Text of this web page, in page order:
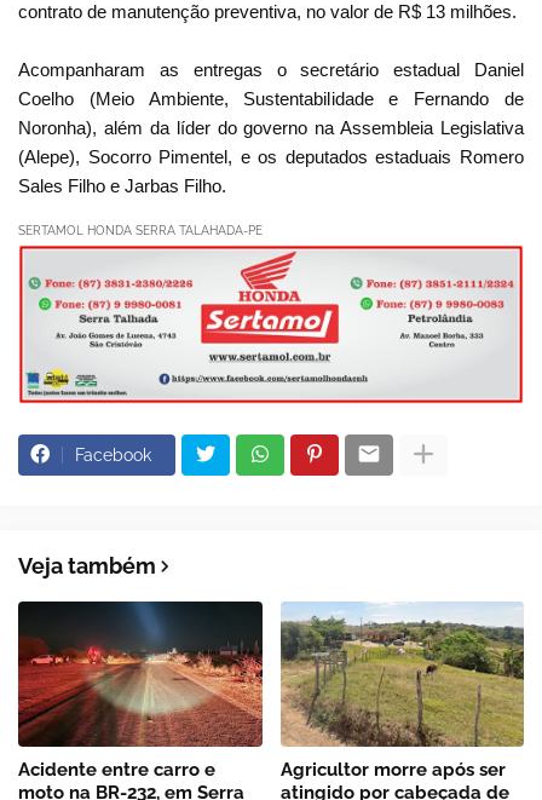
contrato de manutenção preventiva, no valor de R$ 13 milhões.
Acompanharam as entregas o secretário estadual Daniel
Coelho (Meio Ambiente, Sustentabilidade e Fernando de
Noronha), além da líder do governo na Assembleia Legislativa
(Alepe), Socorro Pimentel, e os deputados estaduais Romero
Sales Filho e Jarbas Filho.
SERTAMOL HONDA SERRA TALAHADA-PE
Facebook
Veja também
Acidente entre carro e
moto na BR-232, em Serra
Agricultor morre após ser
atingido por cabeçada de